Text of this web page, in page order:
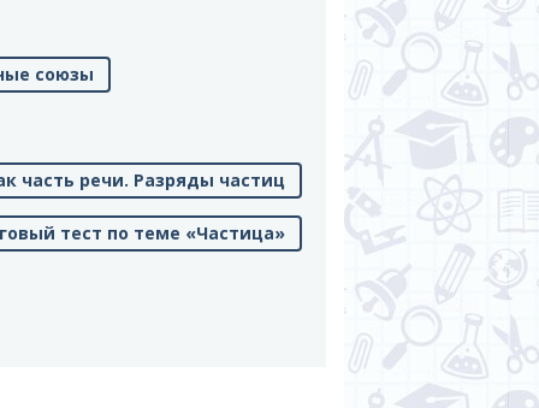
союзы
часть речи. Разряды частиц
тест по теме «Частица»